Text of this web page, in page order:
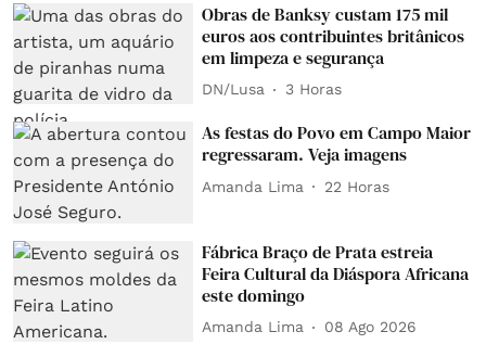
Obras de Banksy custam 175 mil
euros aos contribuintes britânicos
em limpeza e segurança
DN/Lusa 3 Horas
As festas do Povo em Campo Maior
regressaram. Veja imagens
Amanda Lima 22 Horas
Fábrica Braço de Prata estreia
Feira Cultural da Diáspora Africana
este domingo
Amanda Lima 08 Ago 2026